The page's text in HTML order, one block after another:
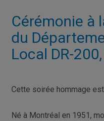
Cérémonie à
du
Local DR-
Cette soirée hommage
Né à Montréal en 1951,